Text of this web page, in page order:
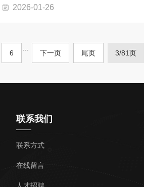
2026-01-26
6 下一页 尾页 3/81页
联系我们
联系方式
在线留言